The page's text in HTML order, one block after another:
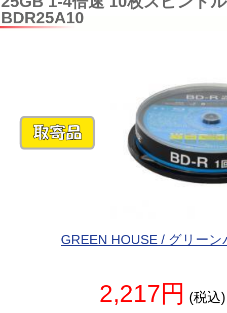
BDR25A10
GREEN HOUSE / グリーン
2,217円 (税込)